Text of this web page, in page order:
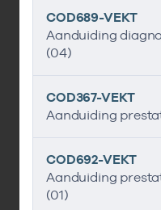
COD689-VEKT
Aanduiding
(04)
COD367-VEKT
Aanduiding
COD692-VEKT
Aanduiding
(01)